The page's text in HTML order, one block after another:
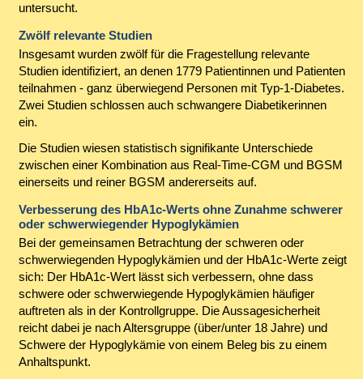
untersucht.
Zwölf relevante Studien
Insgesamt wurden zwölf für die Fragestellung relevante
Studien identifiziert, an denen 1779 Patientinnen und Patienten
teilnahmen - ganz überwiegend Personen mit Typ-1-Diabetes.
Zwei Studien schlossen auch schwangere Diabetikerinnen
ein.
Die Studien wiesen statistisch signifikante Unterschiede
zwischen einer Kombination aus Real-Time-CGM und BGSM
einerseits und reiner BGSM andererseits auf.
Verbesserung des HbA1c-Werts ohne Zunahme schwerer
oder schwerwiegender Hypoglykämien
Bei der gemeinsamen Betrachtung der schweren oder
schwerwiegenden Hypoglykämien und der HbA1c-Werte zeigt
sich: Der HbA1c-Wert lässt sich verbessern, ohne dass
schwere oder schwerwiegende Hypoglykämien häufiger
auftreten als in der Kontrollgruppe. Die Aussagesicherheit
reicht dabei je nach Altersgruppe (über/unter 18 Jahre) und
Schwere der Hypoglykämie von einem Beleg bis zu einem
Anhaltspunkt.